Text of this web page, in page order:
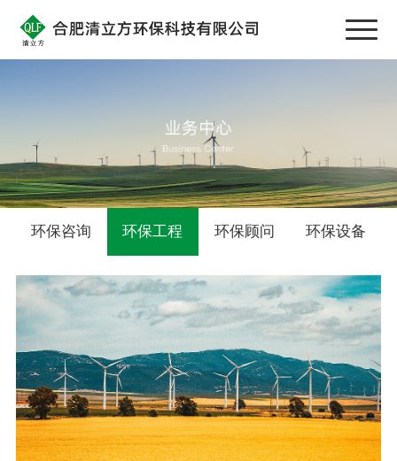
环保咨询 环保工程 环保顾问 环保设备